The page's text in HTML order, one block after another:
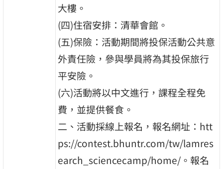
大樓。
(四)住宿安排：清華會館。
(五)保險：活動期間將投保活動公共意
外責任險，參與學員將為其投保旅行
平安險。
(六)活動將以中文進行，課程全程免
費，並提供餐食。
二、活動採線上報名，報名網址：htt
ps://contest.bhuntr.com/tw/lamres
earch_sciencecamp/home/。報名